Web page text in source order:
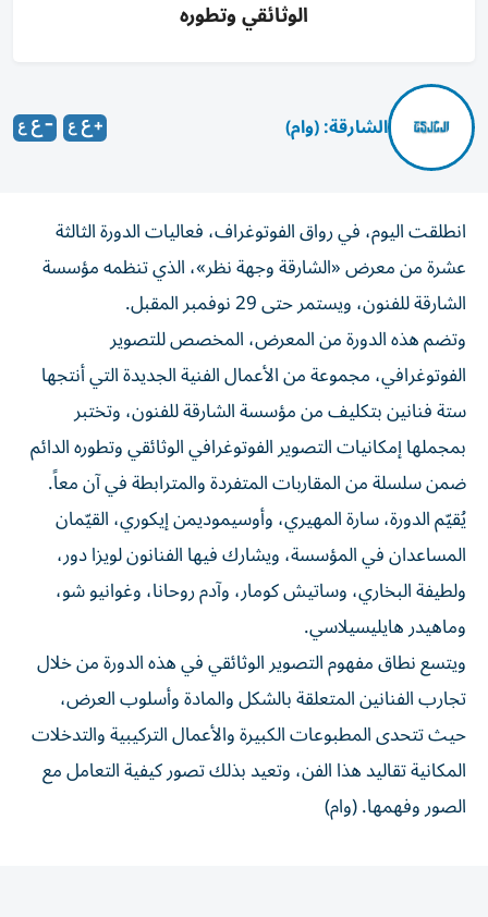
الوثائقي وتطوره
الشارقة: (وام)
انطلقت اليوم، في رواق الفوتوغراف، فعاليات الدورة الثالثة
عشرة من معرض «الشارقة وجهة نظر»، الذي تنظمه مؤسسة
الشارقة للفنون، ويستمر حتى 29 نوفمبر المقبل.
وتضم هذه الدورة من المعرض، المخصص للتصوير
الفوتوغرافي، مجموعة من الأعمال الفنية الجديدة التي أنتجها
ستة فنانين بتكليف من مؤسسة الشارقة للفنون، وتختبر
بمجملها إمكانيات التصوير الفوتوغرافي الوثائقي وتطوره الدائم
ضمن سلسلة من المقاربات المتفردة والمترابطة في آن معاً.
يُقيّم الدورة، سارة المهيري، وأوسيموديمن إيكوري، القيّمان
المساعدان في المؤسسة، ويشارك فيها الفنانون لويزا دور،
ولطيفة البخاري، وساتيش كومار، وآدم روحانا، وغوانيو شو،
وماهيدر هايليسيلاسي.
ويتسع نطاق مفهوم التصوير الوثائقي في هذه الدورة من خلال
تجارب الفنانين المتعلقة بالشكل والمادة وأسلوب العرض،
حيث تتحدى المطبوعات الكبيرة والأعمال التركيبية والتدخلات
المكانية تقاليد هذا الفن، وتعيد بذلك تصور كيفية التعامل مع
الصور وفهمها. (وام)